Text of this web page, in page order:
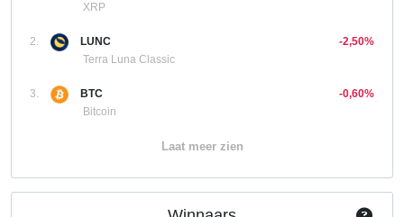
XRP
2.
LUNC
Terra Luna Classic
-2,50%
3.
BTC
Bitcoin
-0,60%
Laat meer zien